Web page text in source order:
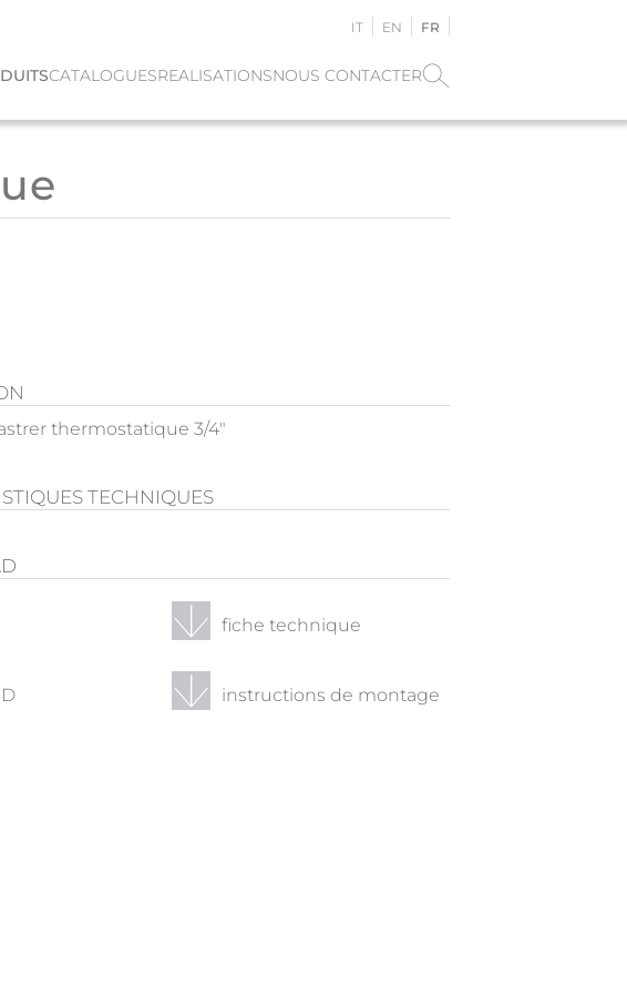
IT EN FR
CATALOGUESREALISATIONSNOUS CONTACTER
thermostatique 3/4"
TECHNIQUES
fiche technique
instructions de montage